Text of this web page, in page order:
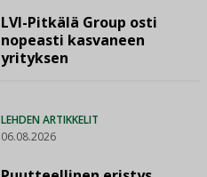
LVI-Pitkälä Group osti
nopeasti kasvaneen
yrityksen
LEHDEN ARTIKKELIT
06.08.2026